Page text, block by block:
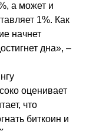
а может и
1%. Как
начнет
дна», –
оценивает
что
биткоин и